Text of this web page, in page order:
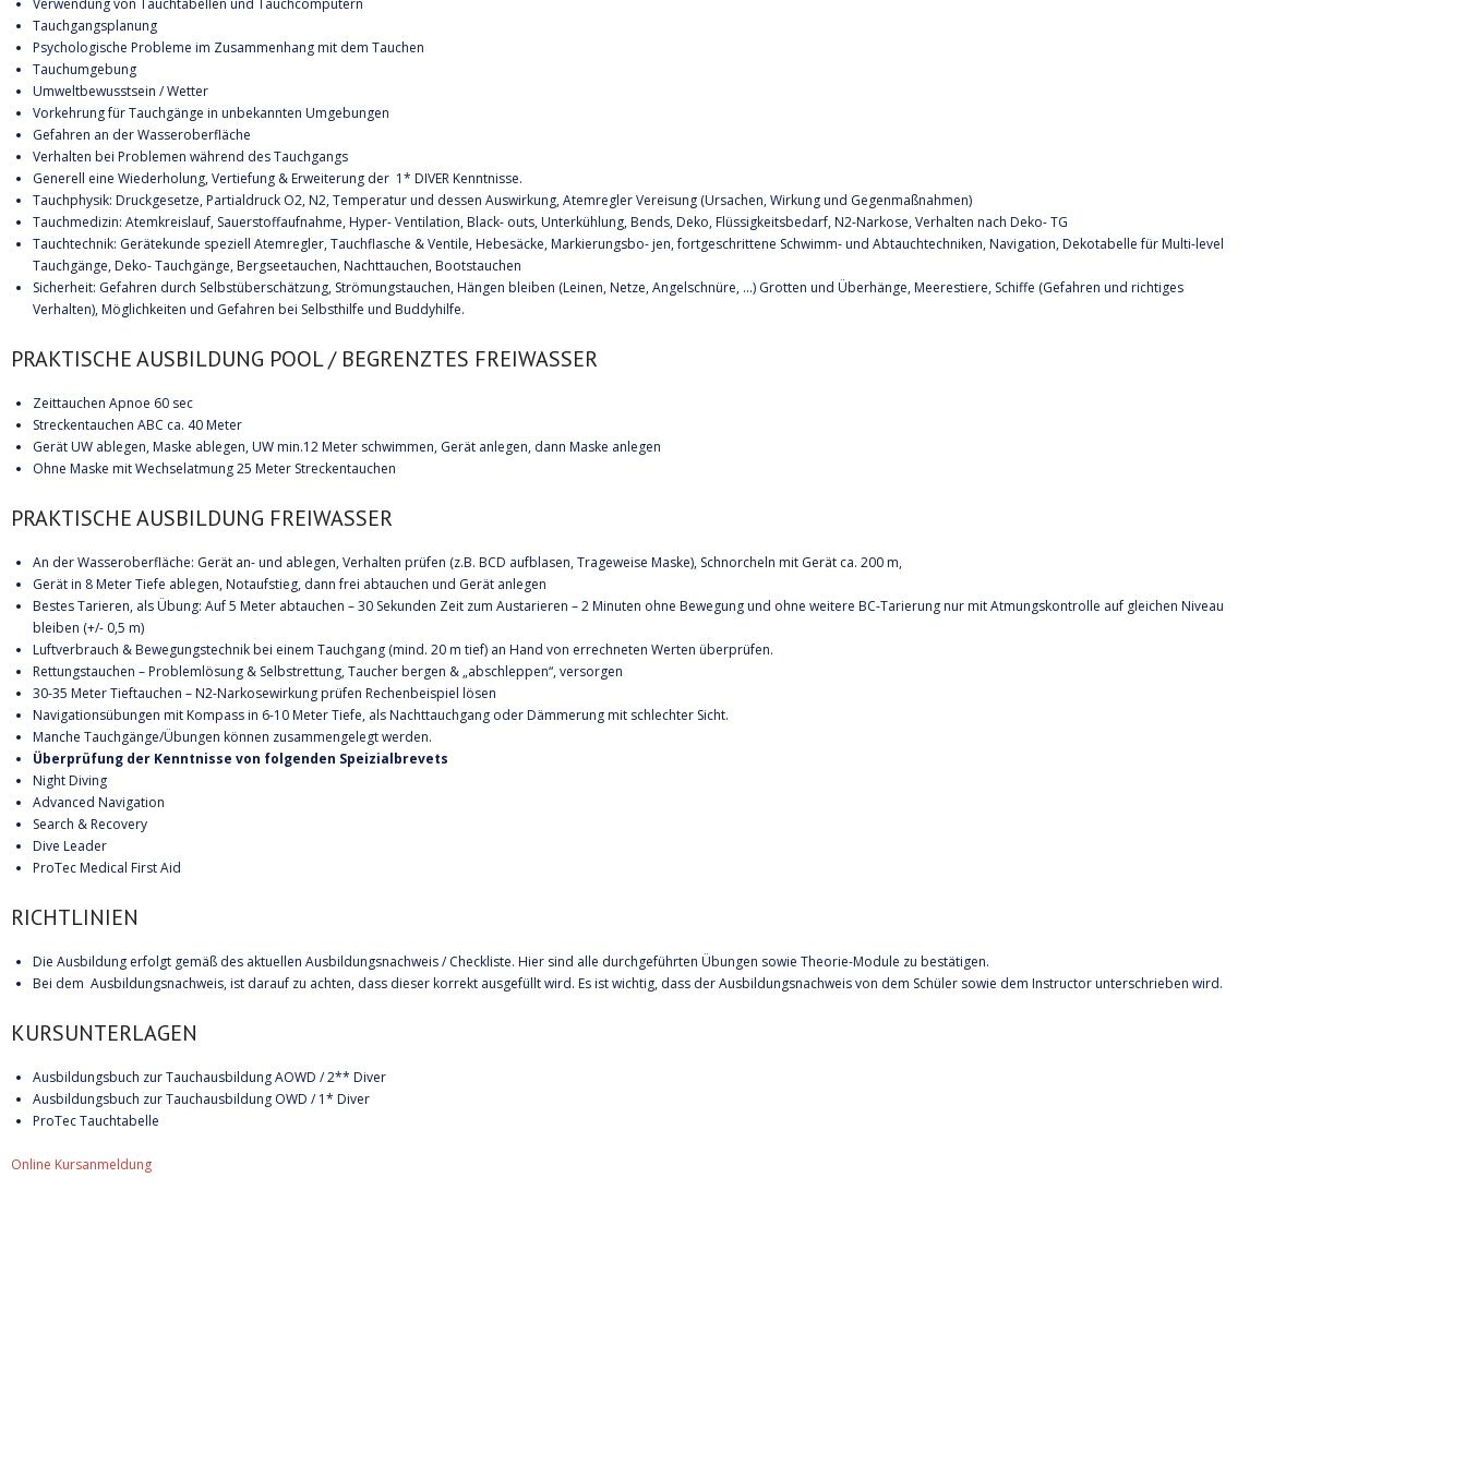
Verwendung von Tauchtabellen und Tauchcomputern
Tauchgangsplanung
Psychologische Probleme im Zusammenhang mit dem Tauchen
Tauchumgebung
Umweltbewusstsein / Wetter
Vorkehrung für Tauchgänge in unbekannten Umgebungen
Gefahren an der Wasseroberfläche
Verhalten bei Problemen während des Tauchgangs
Generell eine Wiederholung, Vertiefung & Erweiterung der 1* DIVER Kenntnisse.
Tauchphysik: Druckgesetze, Partialdruck O2, N2, Temperatur und dessen Auswirkung, Atemregler Vereisung (Ursachen, Wirkung und Gegenmaßnahmen)
Tauchmedizin: Atemkreislauf, Sauerstoffaufnahme, Hyper- Ventilation, Black- outs, Unterkühlung, Bends, Deko, Flüssigkeitsbedarf, N2-Narkose, Verhalten nach Deko- TG
Tauchtechnik: Gerätekunde speziell Atemregler, Tauchflasche & Ventile, Hebesäcke, Markierungsbo- jen, fortgeschrittene Schwimm- und Abtauchtechniken, Navigation, Dekotabelle für Multi-level
Tauchgänge, Deko- Tauchgänge, Bergseetauchen, Nachttauchen, Bootstauchen
Sicherheit: Gefahren durch Selbstüberschätzung, Strömungstauchen, Hängen bleiben (Leinen, Netze, Angelschnüre, …) Grotten und Überhänge, Meerestiere, Schiffe (Gefahren und richtiges
Verhalten), Möglichkeiten und Gefahren bei Selbsthilfe und Buddyhilfe.
PRAKTISCHE AUSBILDUNG POOL / BEGRENZTES FREIWASSER
Zeittauchen Apnoe 60 sec
Streckentauchen ABC ca. 40 Meter
Gerät UW ablegen, Maske ablegen, UW min.12 Meter schwimmen, Gerät anlegen, dann Maske anlegen
Ohne Maske mit Wechselatmung 25 Meter Streckentauchen
PRAKTISCHE AUSBILDUNG FREIWASSER
An der Wasseroberfläche: Gerät an- und ablegen, Verhalten prüfen (z.B. BCD aufblasen, Trageweise Maske), Schnorcheln mit Gerät ca. 200 m,
Gerät in 8 Meter Tiefe ablegen, Notaufstieg, dann frei abtauchen und Gerät anlegen
Bestes Tarieren, als Übung: Auf 5 Meter abtauchen – 30 Sekunden Zeit zum Austarieren – 2 Minuten ohne Bewegung und ohne weitere BC-Tarierung nur mit Atmungskontrolle auf gleichen Niveau
bleiben (+/- 0,5 m)
Luftverbrauch & Bewegungstechnik bei einem Tauchgang (mind. 20 m tief) an Hand von errechneten Werten überprüfen.
Rettungstauchen – Problemlösung & Selbstrettung, Taucher bergen & „abschleppen“, versorgen
30-35 Meter Tieftauchen – N2-Narkosewirkung prüfen Rechenbeispiel lösen
Navigationsübungen mit Kompass in 6-10 Meter Tiefe, als Nachttauchgang oder Dämmerung mit schlechter Sicht.
Manche Tauchgänge/Übungen können zusammengelegt werden.
Überprüfung der Kenntnisse von folgenden Speizialbrevets
Night Diving
Advanced Navigation
Search & Recovery
Dive Leader
ProTec Medical First Aid
RICHTLINIEN
Die Ausbildung erfolgt gemäß des aktuellen Ausbildungsnachweis / Checkliste. Hier sind alle durchgeführten Übungen sowie Theorie-Module zu bestätigen.
Bei dem Ausbildungsnachweis, ist darauf zu achten, dass dieser korrekt ausgefüllt wird. Es ist wichtig, dass der Ausbildungsnachweis von dem Schüler sowie dem Instructor unterschrieben wird.
KURSUNTERLAGEN
Ausbildungsbuch zur Tauchausbildung AOWD / 2** Diver
Ausbildungsbuch zur Tauchausbildung OWD / 1* Diver
ProTec Tauchtabelle
Online Kursanmeldung